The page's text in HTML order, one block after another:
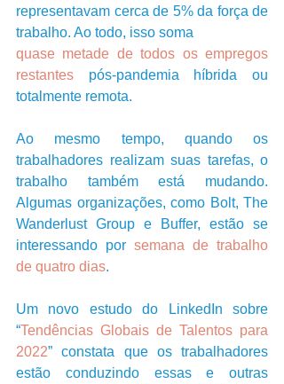
representavam cerca de 5% da força de
trabalho. Ao todo, isso soma
quase metade de todos os empregos
restantes pós-pandemia híbrida ou
totalmente remota.
Ao mesmo tempo, quando os
trabalhadores realizam suas tarefas, o
trabalho também está mudando.
Algumas organizações, como Bolt, The
Wanderlust Group e Buffer, estão se
interessando por semana de trabalho
de quatro dias.
Um novo estudo do LinkedIn sobre
“Tendências Globais de Talentos para
2022” constata que os trabalhadores
estão conduzindo essas e outras